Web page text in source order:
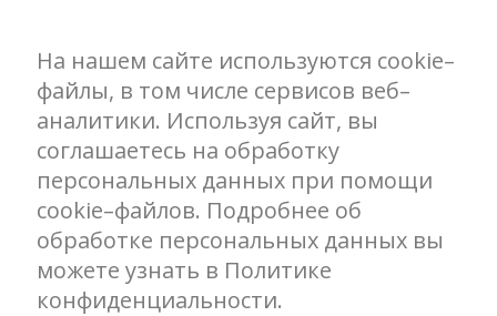
На нашем сайте используются cookie–
файлы, в том числе сервисов веб–
аналитики. Используя сайт, вы
соглашаетесь на обработку
персональных данных при помощи
cookie–файлов. Подробнее об
обработке персональных данных вы
можете узнать в Политике
конфиденциальности.